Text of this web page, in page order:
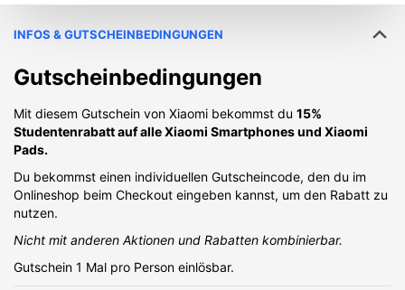
INFOS & GUTSCHEINBEDINGUNGEN
Gutscheinbedingungen
Mit diesem Gutschein von Xiaomi bekommst du 15%
Studentenrabatt auf alle Xiaomi Smartphones und Xiaomi
Pads.
Du bekommst einen individuellen Gutscheincode, den du im
Onlineshop beim Checkout eingeben kannst, um den Rabatt zu
nutzen.
Nicht mit anderen Aktionen und Rabatten kombinierbar.
Gutschein 1 Mal pro Person einlösbar.